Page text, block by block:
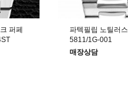
퍼페
파텍필립 노틸러스
5811/1G-001
매장상담